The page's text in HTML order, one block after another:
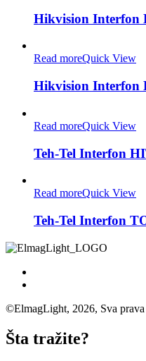
Hikvision Interfon
Read moreQuick View
Hikvision Interfon
Read moreQuick View
Teh-Tel Interfon
Read moreQuick View
Teh-Tel Interfon
©ElmagLight, 2026, Sva prava
Šta tražite?